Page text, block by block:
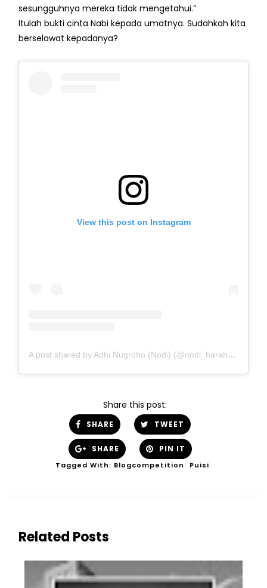
sesungguhnya mereka tidak mengetahui.”
Itulah bukti cinta Nabi kepada umatnya. Sudahkah kita
berselawat kepadanya?
View this post on Instagram
A post shared by Adhi Nugroho (Nodi) (@nodi_harahap)
Share this post:
SHARE TWEET
SHARE PIN IT
Tagged With: Blogcompetition Puisi
Related Posts